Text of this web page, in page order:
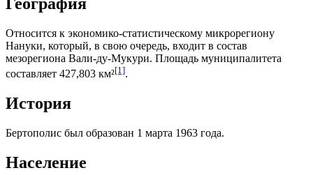
Относится к экономико-статистическому микрорегиону
Нануки, который, в свою очередь, входит в состав
мезорегиона Вали-ду-Мукури. Площадь муниципалитета
составляет 427,803 км²[1].
История
Бертополис был образован 1 марта 1963 года.
Население